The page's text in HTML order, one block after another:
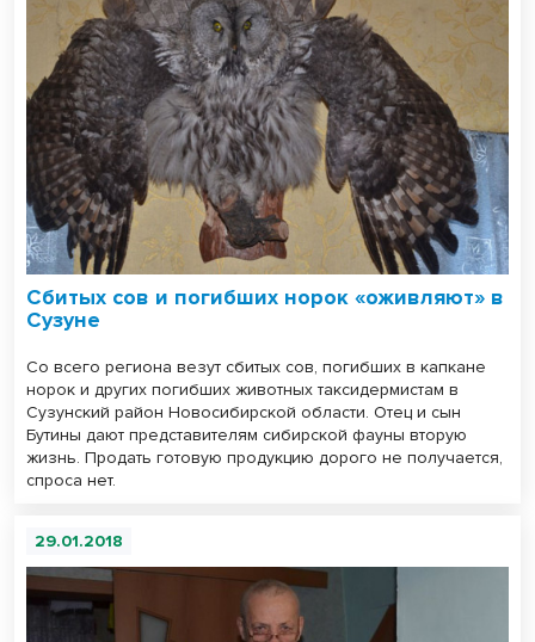
Сбитых сов и погибших норок «оживляют» в
Сузуне
Со всего региона везут сбитых сов, погибших в капкане
норок и других погибших животных таксидермистам в
Сузунский район Новосибирской области. Отец и сын
Бутины дают представителям сибирской фауны вторую
жизнь. Продать готовую продукцию дорого не получается,
спроса нет.
29.01.2018